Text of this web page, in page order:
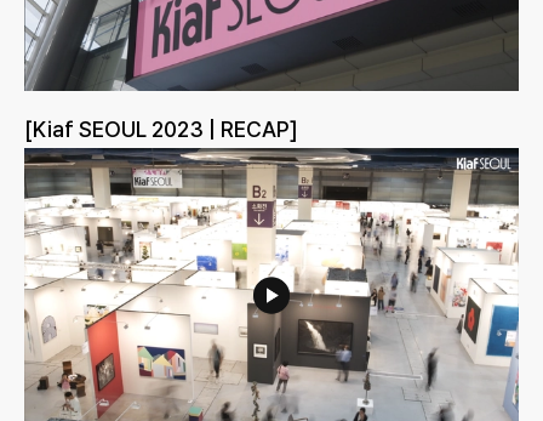
[Kiaf SEOUL 2023 | RECAP]